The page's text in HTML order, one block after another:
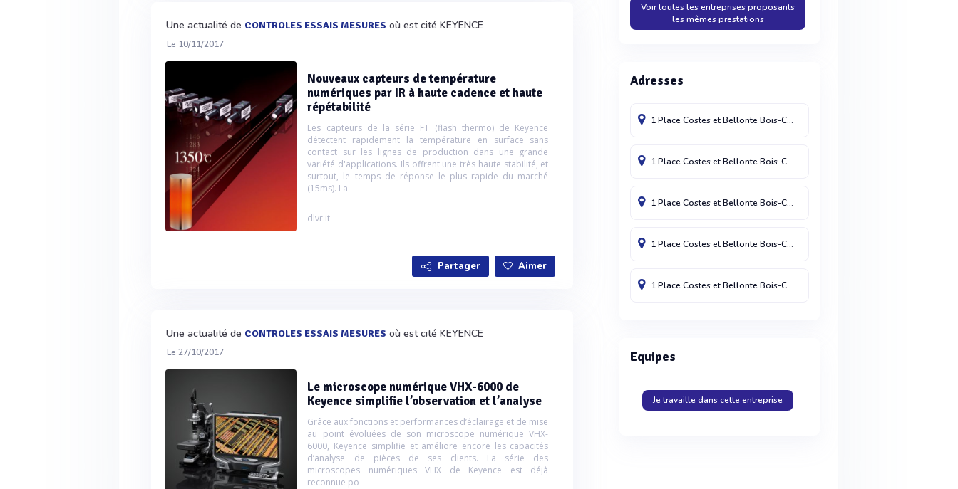
Une actualité de CONTROLES ESSAIS MESURES où est cité KEYENCE
Le 10/11/2017
Nouveaux capteurs de température
numériques par IR à haute cadence et haute
répétabilité
Les capteurs de la série FT (flash thermo) de Keyence
détectent rapidement la température en surface sans
contact sur les lignes de production dans une grande
variété d'applications. Ils offrent une très haute stabilité, et
surtout, le temps de réponse le plus rapide du marché
(15ms). La
dlvr.it
Partager Aimer
Une actualité de CONTROLES ESSAIS MESURES où est cité KEYENCE
Le 27/10/2017
Le microscope numérique VHX-6000 de
Keyence simplifie l’observation et l’analyse
Grâce aux fonctions et performances d’éclairage et de mise
au point évoluées de son microscope numérique VHX-
6000, Keyence simplifie et améliore encore les capacités
d’analyse de pièces de ses clients. La série des
microscopes numériques VHX de Keyence est déjà
reconnue po
Voir toutes les entreprises proposants
les mêmes prestations
Adresses
1 Place Costes et BellonteBois-Colombes
1 Place Costes et BellonteBois-Colombes
1 Place Costes et BellonteBois-Colombes
1 Place Costes et BellonteBois-Colombes
1 Place Costes et BellonteBois-Colombes
Equipes
Je travaille dans cette entreprise